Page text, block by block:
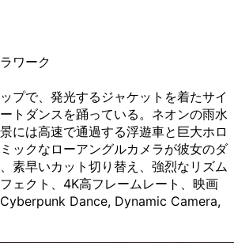
ワーク
プで、発光するジャケットを着たサイ
トダンスを踊っている。ネオンの雨水
には高速で通過する浮遊車と巨大ホロ
ックなローアングルカメラが彼女のダ
素早いカット切り替え、強烈なリズム
ェクト、4K高フレームレート、映画
Dance, Dynamic Camera,